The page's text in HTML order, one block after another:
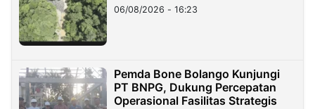
06/08/2026 - 16:23
Pemda Bone Bolango Kunjungi
PT BNPG, Dukung Percepatan
Operasional Fasilitas Strategis